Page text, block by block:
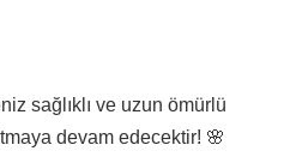
sağlıklı ve uzun ömürlü
devam edecektir! 🌸